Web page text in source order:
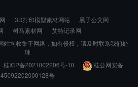
3D打印模型素材网站
黑子公文网
树马素材网
艾特记录网
站均收集于网络，如有侵权，请及时联系我们处
理
桂ICP备2021002206号-10
桂公网安备
45092202000128号